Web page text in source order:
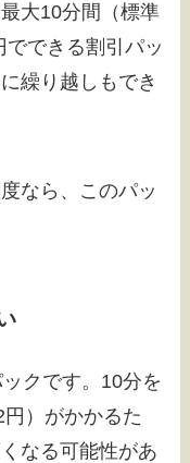
大10分間（標準
できる割引パッ
繰り越しもでき
なら、このパッ
クです。10分を
）がかかるた
なる可能性があ